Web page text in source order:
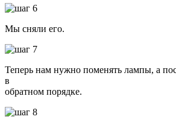
Мы сняли его.
Теперь нам нужно поменять лампы, а
в
обратном порядке.